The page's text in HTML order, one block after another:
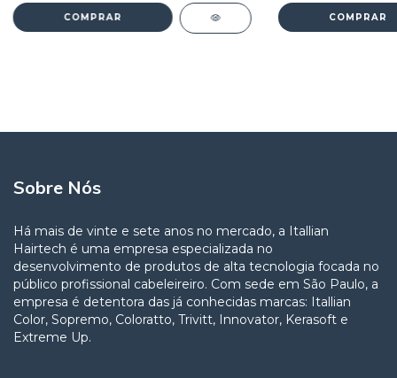
Sobre Nós
Há mais de vinte e sete anos no mercado, a Itallian
Hairtech é uma empresa especializada no
desenvolvimento de produtos de alta tecnologia focada no
público profissional cabeleireiro. Com sede em São Paulo, a
empresa é detentora das já conhecidas marcas: Itallian
Color, Sopremo, Coloratto, Trivitt, Innovator, Kerasoft e
Extreme Up.